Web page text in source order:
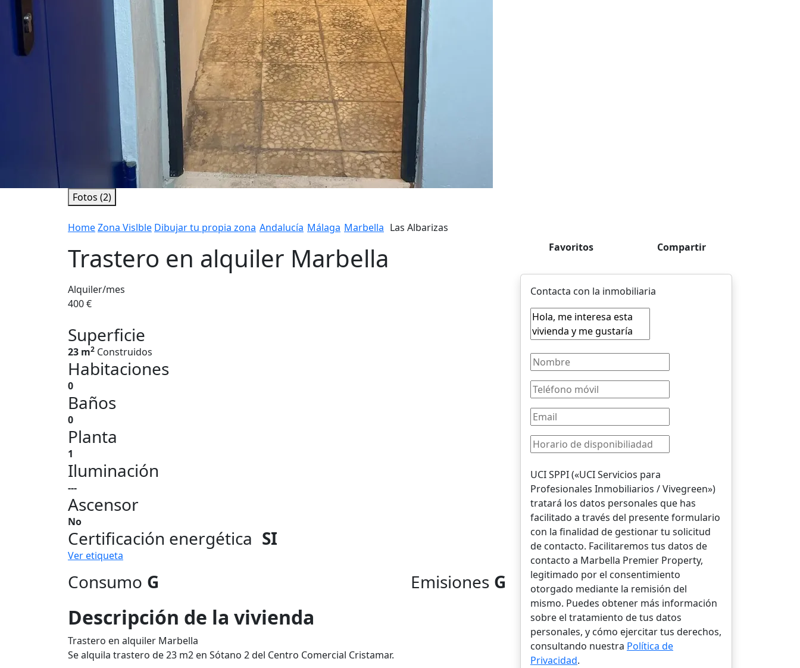
Fotos (2)
HomeZona Vislble Dibujar tu propia zona Andalucía Málaga Marbella Las Albarizas
Trastero en alquiler Marbella
Alquiler/mes
400 €
Superficie
23 m2 Construidos
Habitaciones
0
Baños
0
Planta
1
Iluminación
---
Ascensor
No
Certificación energética SI
Ver etiqueta
Consumo G Emisiones G
Descripción de la vivienda
Trastero en alquiler Marbella
Se alquila trastero de 23 m2 en Sótano 2 del Centro Comercial Cristamar.
Favoritos Compartir
Contacta con la inmobiliaria
UCI SPPI («UCI Servicios para
Profesionales Inmobiliarios / Vivegreen»)
tratará los datos personales que has
facilitado a través del presente formulario
con la finalidad de gestionar tu solicitud
de contacto. Facilitaremos tus datos de
contacto a Marbella Premier Property,
legitimado por el consentimiento
otorgado mediante la remisión del
mismo. Puedes obtener más información
sobre el tratamiento de tus datos
personales, y cómo ejercitar tus derechos,
consultando nuestra Política de
Privacidad.